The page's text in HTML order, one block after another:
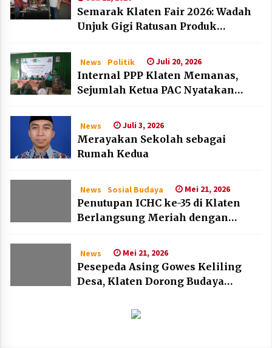
Semarak Klaten Fair 2026: Wadah
Unjuk Gigi Ratusan Produk
News Politik Juli 20, 2026
Internal PPP Klaten Memanas,
Sejumlah Ketua PAC Nyatakan
News Juli 3, 2026
Merayakan Sekolah sebagai
Rumah Kedua
News Sosial Budaya Mei 21, 2026
Penutupan ICHC ke-35 di Klaten
Berlangsung Meriah dengan
Jerman
News Mei 21, 2026
Pesepeda Asing Gowes Keliling
Desa, Klaten Dorong Budaya